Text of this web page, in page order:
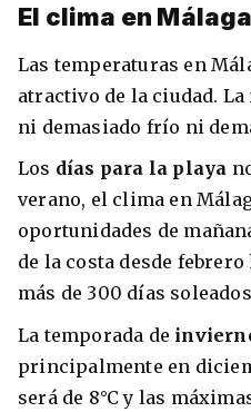
+30 Summer English
Melbourne
El clima en Málaga
Las temperaturas en
atractivo de la ciudad.
ni demasiado frío ni
Los días para la playa
verano, el clima en
oportunidades de
de la costa desde
más de 300 días
La temporada de
principalmente en
será de 8°C y las